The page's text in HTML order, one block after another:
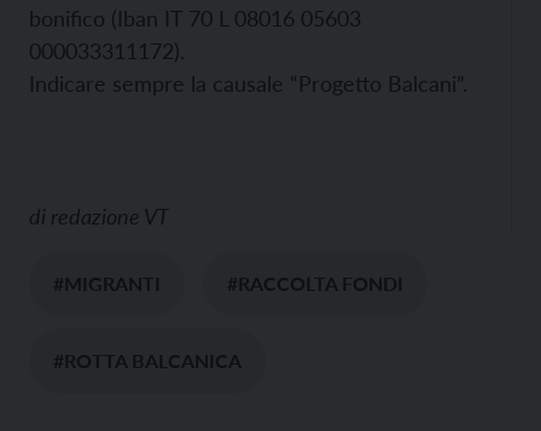
bonifico (Iban IT 70 L 08016 05603
000033311172).
Indicare sempre la causale “Progetto Balcani”.
di redazione VT
#MIGRANTI #RACCOLTA FONDI
#ROTTA BALCANICA